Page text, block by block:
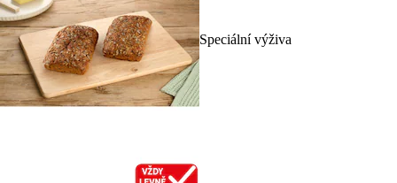
Speciální výživa